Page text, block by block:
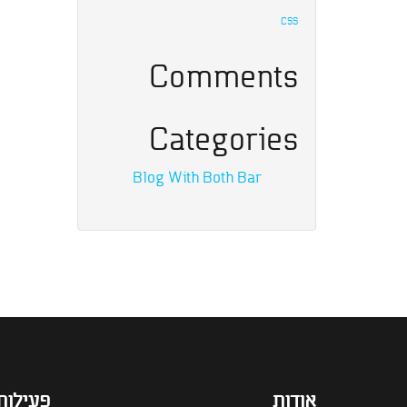
CSS
Comments
Categories
Blog With Both Bar
אודות